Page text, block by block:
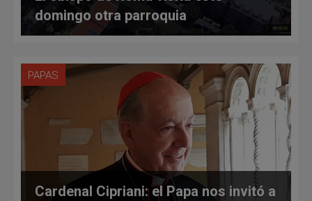
domingo otra parroquia
PAPAS
Cardenal Cipriani: el Papa nos invitó a